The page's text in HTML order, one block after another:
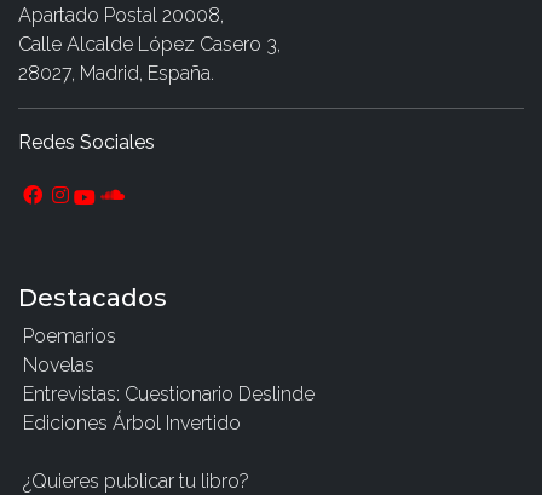
Apartado Postal 20008,
Calle Alcalde López Casero 3,
28027, Madrid, España.
Redes Sociales
Destacados
Poemarios
Novelas
Entrevistas: Cuestionario Deslinde
Ediciones Árbol Invertido
¿Quieres publicar tu libro?